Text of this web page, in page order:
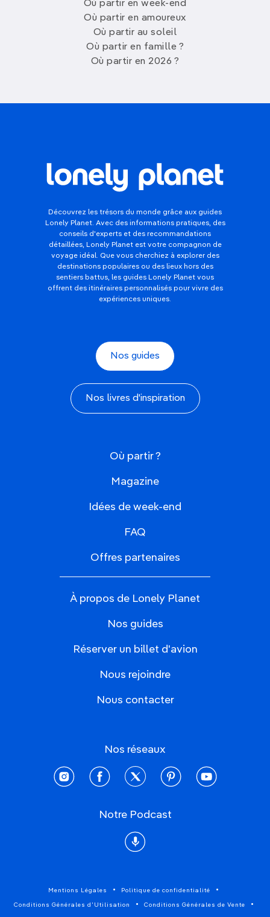
Où partir en week-end
Où partir en amoureux
Où partir au soleil
Où partir en famille ?
Où partir en 2026 ?
Découvrez les trésors du monde grâce aux guides
Lonely Planet. Avec des informations pratiques, des
conseils d'experts et des recommandations
détaillées, Lonely Planet est votre compagnon de
voyage idéal. Que vous cherchiez à explorer des
destinations populaires ou des lieux hors des
sentiers battus, les guides Lonely Planet vous
offrent des itinéraires personnalisés pour vivre des
expériences uniques.
Nos guides
Nos livres d'inspiration
Où partir ?
Magazine
Idées de week-end
FAQ
Offres partenaires
À propos de Lonely Planet
Nos guides
Réserver un billet d'avion
Nous rejoindre
Nous contacter
Nos réseaux
instagramfacebooktwitter pinterestyoutube
Notre Podcast
Podcast
Mentions Légales Politique de confidentialité
Conditions Générales d'Utilisation Conditions Générales de Vente